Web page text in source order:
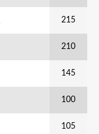
215
210
145
100
105